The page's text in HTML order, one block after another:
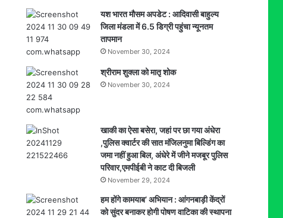
यश भारत मौसम अपडेट : आदिवासी बाहुल्य
जिला मंडला में 6.5 डिग्री पहुंचा न्यूनतम
तापमान
November 30, 2024
श्रीराम शुक्ला को मातृ शोक
November 30, 2024
खाकी का ऐसा बसेरा, जहां पर छा गया अंधेरा
,पुलिस क्वार्टर की सात मंजिलनुमा बिल्डिंग का
जमा नहीं हुआ बिल, अंधेरे में जीने मजबूर पुलिस
परिवार,एमपीईबी ने काट दी बिजली
November 29, 2024
हम होंगे कामयाब’ अभियान : आंगनबाड़ी केंद्रों
को सुंदर बनाकर होगी पोषण वाटिका की स्थापना